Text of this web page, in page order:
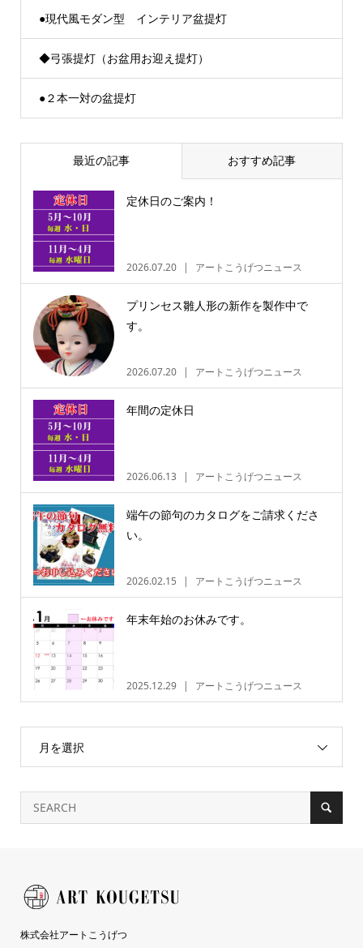
●現代風モダン型 インテリア盆提灯
◆弓張提灯（お盆用お迎え提灯）
●２本一対の盆提灯
最近の記事 おすすめ記事
定休日のご案内！
2026.07.20 アートこうげつニュース
プリンセス雛人形の新作を製作中で
す。
2026.07.20 アートこうげつニュース
年間の定休日
2026.06.13 アートこうげつニュース
端午の節句のカタログをご請求くださ
い。
2026.02.15 アートこうげつニュース
年末年始のお休みです。
2025.12.29 アートこうげつニュース
月を選択
株式会社アートこうげつ